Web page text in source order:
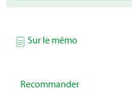
Sur le mémo
Recommander